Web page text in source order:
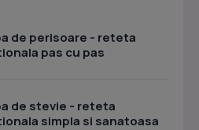
de perisoare - reteta
pas cu pas
de stevie - reteta
simpla si sanatoasa